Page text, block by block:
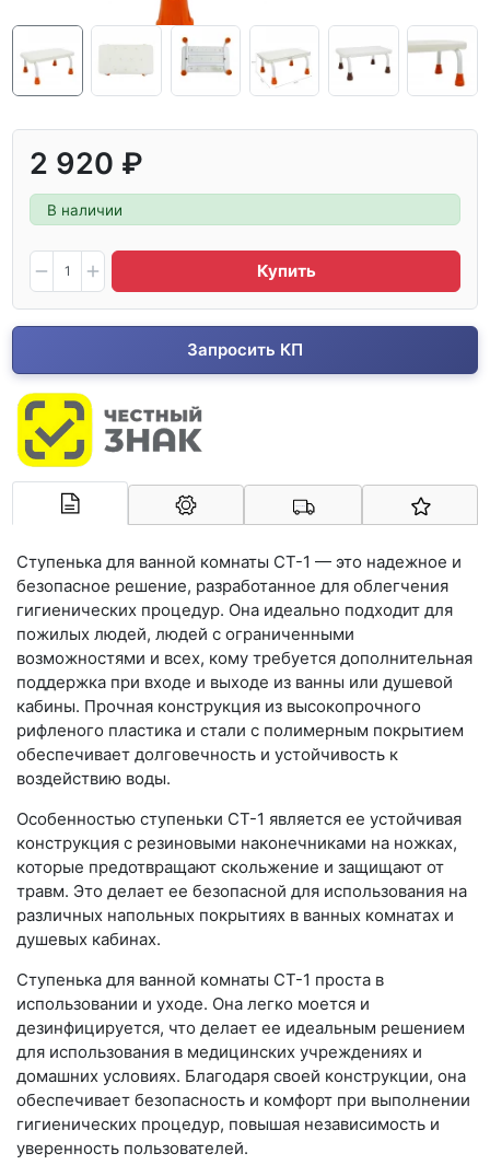
2 920 ₽
В наличии
Купить
Запросить КП
Ступенька для ванной комнаты СТ-1 — это надежное и
безопасное решение, разработанное для облегчения
гигиенических процедур. Она идеально подходит для
пожилых людей, людей с ограниченными
возможностями и всех, кому требуется дополнительная
поддержка при входе и выходе из ванны или душевой
кабины. Прочная конструкция из высокопрочного
рифленого пластика и стали с полимерным покрытием
обеспечивает долговечность и устойчивость к
воздействию воды.
Особенностью ступеньки СТ-1 является ее устойчивая
конструкция с резиновыми наконечниками на ножках,
которые предотвращают скольжение и защищают от
травм. Это делает ее безопасной для использования на
различных напольных покрытиях в ванных комнатах и
душевых кабинах.
Ступенька для ванной комнаты СТ-1 проста в
использовании и уходе. Она легко моется и
дезинфицируется, что делает ее идеальным решением
для использования в медицинских учреждениях и
домашних условиях. Благодаря своей конструкции, она
обеспечивает безопасность и комфорт при выполнении
гигиенических процедур, повышая независимость и
уверенность пользователей.